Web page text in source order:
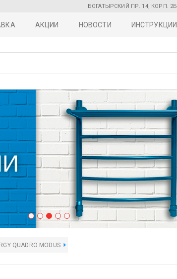
БОГАТЫРСКИЙ ПР. 14, КОРП. 2Б
АКЦИИ НОВОСТИ ИНСТРУКЦИИ
QUADRO MODUS